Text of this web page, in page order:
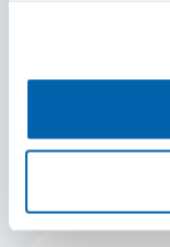
Jouw keuze kun
ons
menu’s van onze
tegen. Met
tegen
Opstellen